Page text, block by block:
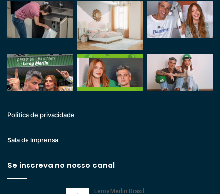
Politica de privacidade
Sala de imprensa
Se inscreva no nosso canal